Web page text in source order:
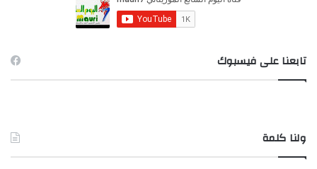
:
تابعنا على فيسبوك
ولنا كلمة